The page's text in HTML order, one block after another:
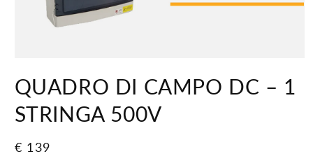
multimediali
1
in
finestra
modale
QUADRO DI CAMPO DC – 1
STRINGA 500V
Prezzo
€ 139